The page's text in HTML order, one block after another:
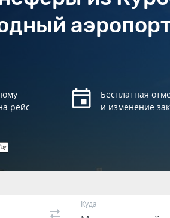
рейс
Бесплатная
и изменение
Куда